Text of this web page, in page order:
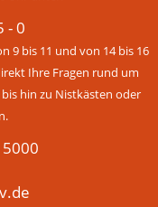
- 0
9 bis 11 und von 14 bis 16
Ihre Fragen rund um
hin zu Nistkästen oder